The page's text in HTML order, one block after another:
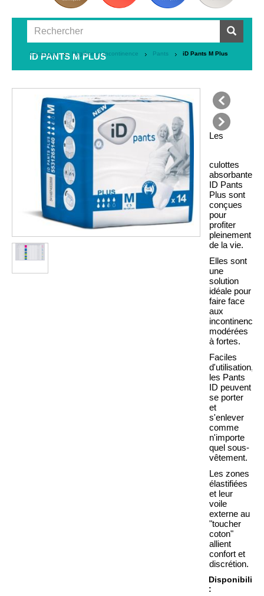
Catalogue Hygiène et Incontinence Pants iD Pants M Plus
ID PANTS M PLUS
précédent
suivant
Les
culottes
absorbantes
ID Pants
Plus sont
conçues
pour
profiter
pleinement
de la vie.
Elles sont
une
solution
idéale pour
faire face
aux
incontinences
modérées
à fortes.
Faciles
d'utilisation,
les Pants
ID peuvent
se porter
et
s'enlever
comme
n'importe
quel sous-
vêtement.
Les zones
élastifiées
et leur
voile
externe au
"toucher
coton"
allient
confort et
discrétion.
Disponibilité
: